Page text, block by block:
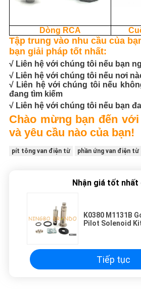
Dòng RCA
Tập trung vào nhu cầu của
bạn giải pháp tốt nhất:
√ Liên hệ với chúng tôi nếu bạn
√ Liên hệ với chúng tôi nếu nơi
√ Liên hệ với chúng tôi nếu
đang tìm kiếm
√ Liên hệ với chúng tôi nếu bạn
Chào mừng bạn đến
và yêu cầu nào của bạn!
pít tông van điện từ phần ứng van điện từ
Nhận giá tốt nhất
K0380 M1131B
Pilot Solenoid
Tiếp tục